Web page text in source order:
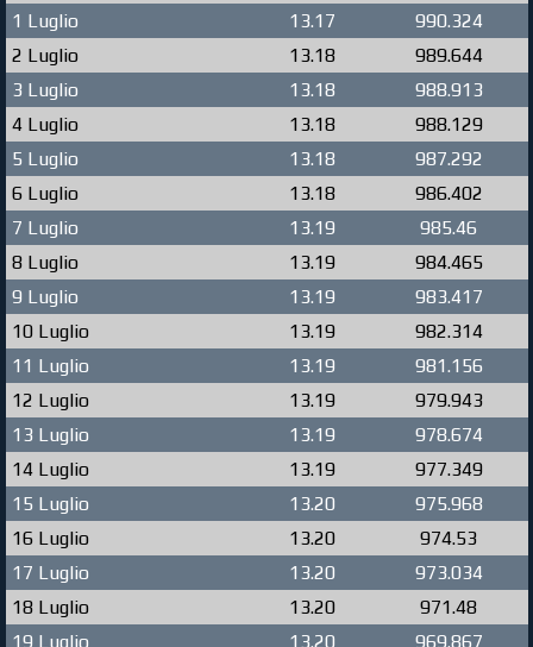
1 Luglio 13.17
990.324
2 Luglio
13.18
989.644
3 Luglio
13.18
988.913
4 Luglio
13.18
988.129
5 Luglio
13.18
987.292
6 Luglio
13.18
986.402
7 Luglio
13.19
985.46
8 Luglio
13.19
984.465
9 Luglio
13.19
983.417
10 Luglio
13.19
982.314
11 Luglio
13.19
981.156
12 Luglio
13.19
979.943
13 Luglio
13.19
978.674
14 Luglio
13.19
977.349
15 Luglio
13.20
975.968
16 Luglio
13.20
974.53
17 Luglio
13.20
973.034
18 Luglio
13.20
971.48
19 Luglio
13.20
969.867